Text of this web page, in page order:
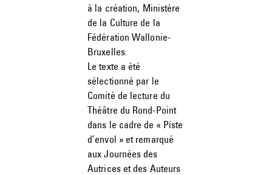
à la création, Ministère
de la Culture de la
Fédération Wallonie-
Bruxelles.
Le texte a été
sélectionné par le
Comité de lecture du
Théâtre du Rond-Point
dans le cadre de « Piste
d’envol » et remarqué
aux Journées des
Autrices et des Auteurs